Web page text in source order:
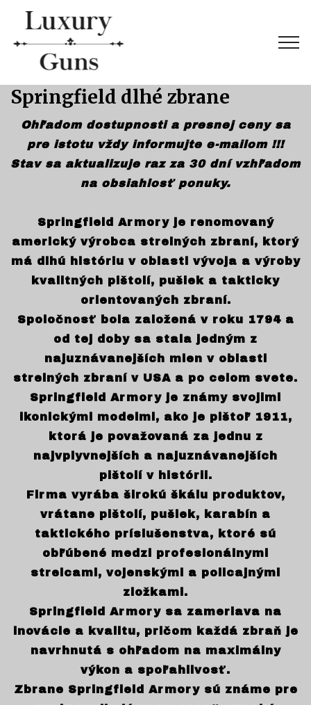
Springfield dlhé zbrane
Ohľadom dostupnosti a presnej ceny sa
pre istotu vždy informujte e-mailom !!!
Stav sa aktualizuje raz za 30 dní vzhľadom
na obsiahlosť ponuky.
Springfield Armory je renomovaný
americký výrobca strelných zbraní, ktorý
má dlhú históriu v oblasti vývoja a výroby
kvalitných pištolí, pušiek a takticky
orientovaných zbraní.
Spoločnosť bola založená v roku 1794 a
od tej doby sa stala jedným z
najuznávanejších mien v oblasti
strelných zbraní v USA a po celom svete.
Springfield Armory je známy svojimi
ikonickými modelmi, ako je pištoľ 1911,
ktorá je považovaná za jednu z
najvplyvnejších a najuznávanejších
pištolí v histórii.
Firma vyrába širokú škálu produktov,
vrátane pištolí, pušiek, karabín a
taktického príslušenstva, ktoré sú
obľúbené medzi profesionálnymi
strelcami, vojenskými a policajnými
zložkami.
Springfield Armory sa zameriava na
inovácie a kvalitu, pričom každá zbraň je
navrhnutá s ohľadom na maximálny
výkon a spoľahlivosť.
Zbrane Springfield Armory sú známe pre